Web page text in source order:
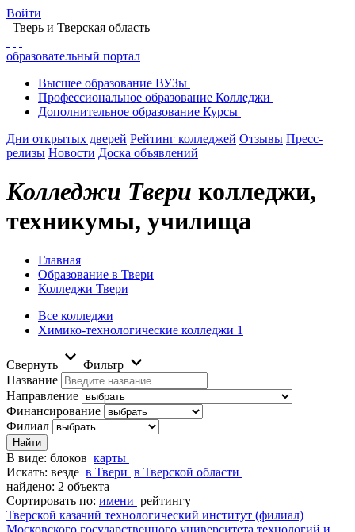
Войти
Тверь и Тверская область
образовательный портал
Высшее образование ВУЗы
Профессиональное образование Колледжи
Дополнительное образование Курсы
Дни открытых дверей Рейтинг колледжей Отзывы Пресс-
релизы Новости Доска объявлений
Колледжи Твери колледжи,
техникумы, училища
Главная
Образование в Твери
Колледжи Твери
Все колледжи
Химико-технологические колледжи 1
Свернуть
Фильтр
Название
Направление
Финансирование
Филиал
В виде: блоков карты
Искать: везде в Твери в Тверской области
найдено: 2 объекта
Сортировать по: имени рейтингу
Тверской казачий технологический институт (филиал)
Московского государственного университета технологий и